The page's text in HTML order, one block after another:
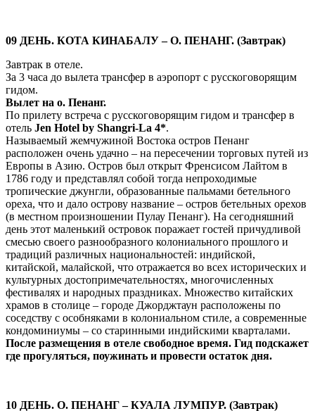
09 ДЕНЬ. КОТА КИНАБАЛУ – О. ПЕНАНГ. (Завтрак)
Завтрак в отеле.
За 3 часа до вылета трансфер в аэропорт с русскоговорящим
гидом.
Вылет на о. Пенанг.
По прилету встреча с русскоговорящим гидом и трансфер в
отель Jen Hotel by Shangri-La 4*.
Называемый жемчужиной Востока остров Пенанг
расположен очень удачно – на пересечении торговых путей из
Европы в Азию. Остров был открыт Френсисом Лайтом в
1786 году и представлял собой тогда непроходимые
тропические джунгли, образованные пальмами бетельного
ореха, что и дало острову название – остров бетельных орехов
(в местном произношении Пулау Пенанг). На сегодняшний
день этот маленький островок поражает гостей причудливой
смесью своего разнообразного колониального прошлого и
традиций различных национальностей: индийской,
китайской, малайской, что отражается во всех исторических и
культурных достопримечательностях, многочисленных
фестивалях и народных праздниках. Множество китайских
храмов в столице – городе Джорджтаун расположены по
соседству с особняками в колониальном стиле, а современные
кондоминиумы – со старинными индийскими кварталами.
После размещения в отеле свободное время. Гид подскажет
где прогуляться, поужинать и провести остаток дня.
10 ДЕНЬ. О. ПЕНАНГ – КУАЛА ЛУМПУР. (Завтрак)